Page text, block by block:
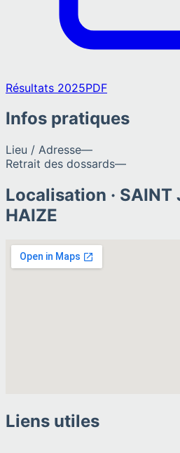
Résultats 2025PDF
Infos pratiques
Lieu / Adresse—
Retrait des dossards—
Localisation · SAINT
HAIZE
Liens utiles